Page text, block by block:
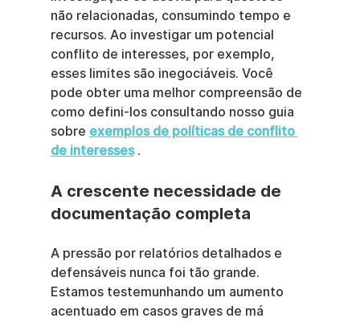
não relacionadas, consumindo tempo e
recursos. Ao investigar um potencial
conflito de interesses, por exemplo,
esses limites são inegociáveis. Você
pode obter uma melhor compreensão de
como defini-los consultando nosso guia
sobre exemplos de políticas de conflito
de interesses .
A crescente necessidade de
documentação completa
A pressão por relatórios detalhados e
defensáveis nunca foi tão grande.
Estamos testemunhando um aumento
acentuado em casos graves de má